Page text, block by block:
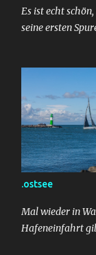
Es ist echt
seine ersten
.ostsee
Mal wieder in
Hafeneinfahrt